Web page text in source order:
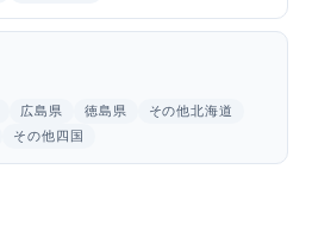
広島県 徳島県
その他北海道
その他四国